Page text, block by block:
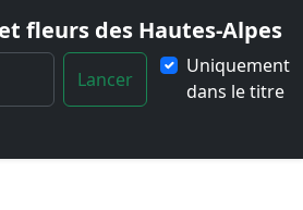
fleurs des Hautes-Alpes
Lancer
Uniquement
dans le titre
et-lac-de-Valante